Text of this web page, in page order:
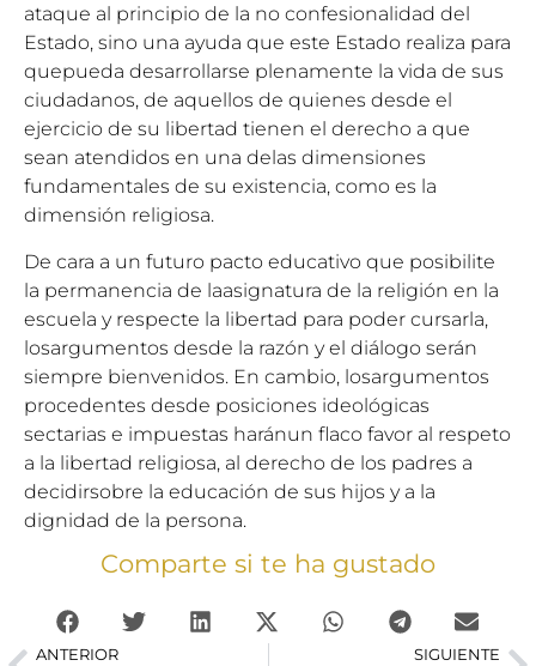
ataque al principio de la no confesionalidad del
Estado, sino una ayuda que este Estado realiza para
quepueda desarrollarse plenamente la vida de sus
ciudadanos, de aquellos de quienes desde el
ejercicio de su libertad tienen el derecho a que
sean atendidos en una delas dimensiones
fundamentales de su existencia, como es la
dimensión religiosa.
De cara a un futuro pacto educativo que posibilite
la permanencia de laasignatura de la religión en la
escuela y respecte la libertad para poder cursarla,
losargumentos desde la razón y el diálogo serán
siempre bienvenidos. En cambio, losargumentos
procedentes desde posiciones ideológicas
sectarias e impuestas haránun flaco favor al respeto
a la libertad religiosa, al derecho de los padres a
decidirsobre la educación de sus hijos y a la
dignidad de la persona.
Comparte si te ha gustado
ANTERIOR SIGUIENTE